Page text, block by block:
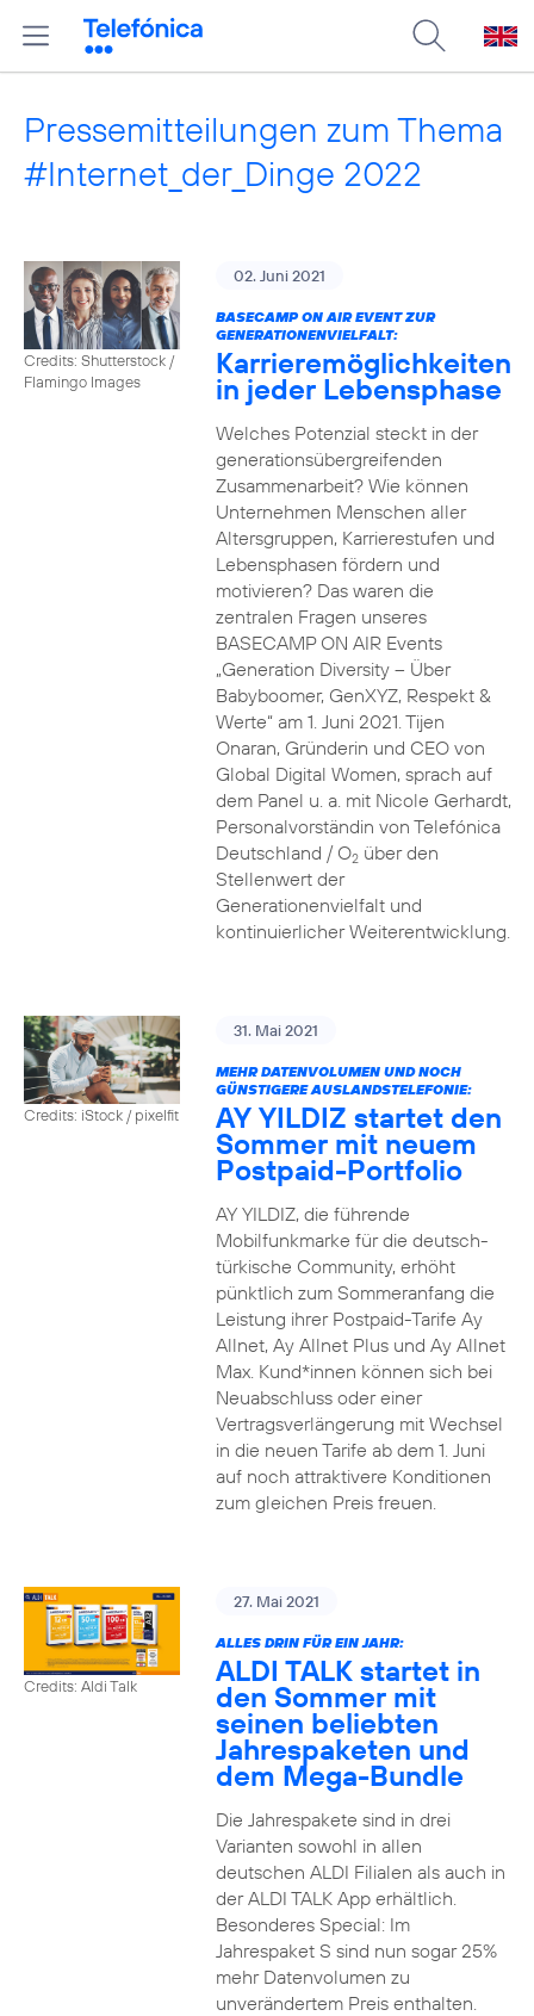
Pressemitteilungen zum Thema
#Internet_der_Dinge 2022
Credits: Shutterstock /
Flamingo Images
02. Juni 2021
BASECAMP ON AIR EVENT ZUR
GENERATIONENVIELFALT:
Karrieremöglichkeiten
in jeder Lebensphase
Welches Potenzial steckt in der
generationsübergreifenden
Zusammenarbeit? Wie können
Unternehmen Menschen aller
Altersgruppen, Karrierestufen und
Lebensphasen fördern und
motivieren? Das waren die
zentralen Fragen unseres
BASECAMP ON AIR Events
„Generation Diversity – Über
Babyboomer, GenXYZ, Respekt &
Werte“ am 1. Juni 2021. Tijen
Onaran, Gründerin und CEO von
Global Digital Women, sprach auf
dem Panel u. a. mit Nicole Gerhardt,
Personalvorständin von Telefónica
Deutschland / O2über den
Stellenwert der
Generationenvielfalt und
kontinuierlicher Weiterentwicklung.
Credits: iStock / pixelfit
31. Mai 2021
MEHR DATENVOLUMEN UND NOCH
GÜNSTIGERE AUSLANDSTELEFONIE:
AY YILDIZ startet den
Sommer mit neuem
Postpaid-Portfolio
AY YILDIZ, die führende
Mobilfunkmarke für die deutsch-
türkische Community, erhöht
pünktlich zum Sommeranfang die
Leistung ihrer Postpaid-Tarife Ay
Allnet, Ay Allnet Plus und Ay Allnet
Max. Kund*innen können sich bei
Neuabschluss oder einer
Vertragsverlängerung mit Wechsel
in die neuen Tarife ab dem 1. Juni
auf noch attraktivere Konditionen
zum gleichen Preis freuen.
Credits: Aldi Talk
27. Mai 2021
ALLES DRIN FÜR EIN JAHR:
ALDI TALK startet in
den Sommer mit
seinen beliebten
Jahrespaketen und
dem Mega-Bundle
Die Jahrespakete sind in drei
Varianten sowohl in allen
deutschen ALDI Filialen als auch in
der ALDI TALK App erhältlich.
Besonderes Special: Im
Jahrespaket S sind nun sogar 25%
mehr Datenvolumen zu
unverändertem Preis enthalten.